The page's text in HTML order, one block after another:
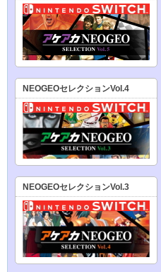
NEOGEOセレクションVol.4
NEOGEOセレクションVol.3